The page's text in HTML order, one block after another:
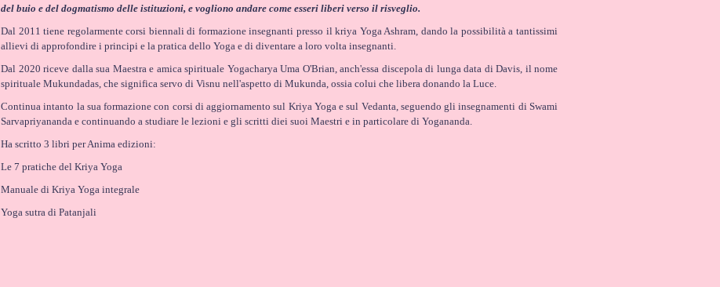
del buio e del dogmatismo delle istituzioni, e vogliono andare come esseri liberi verso il risveglio.
Dal 2011 tiene regolarmente corsi biennali di formazione insegnanti presso il kriya Yoga Ashram, dando la possibilità a tantissimi
allievi di approfondire i principi e la pratica dello Yoga e di diventare a loro volta insegnanti.
Dal 2020 riceve dalla sua Maestra e amica spirituale Yogacharya Uma O'Brian, anch'essa discepola di lunga data di Davis, il nome
spirituale Mukundadas, che significa servo di Visnu nell'aspetto di Mukunda, ossia colui che libera donando la Luce.
Continua intanto la sua formazione con corsi di aggiornamento sul Kriya Yoga e sul Vedanta, seguendo gli insegnamenti di Swami
Sarvapriyananda e continuando a studiare le lezioni e gli scritti diei suoi Maestri e in particolare di Yogananda.
Ha scritto 3 libri per Anima edizioni:
Le 7 pratiche del Kriya Yoga
Manuale di Kriya Yoga integrale
Yoga sutra di Patanjali